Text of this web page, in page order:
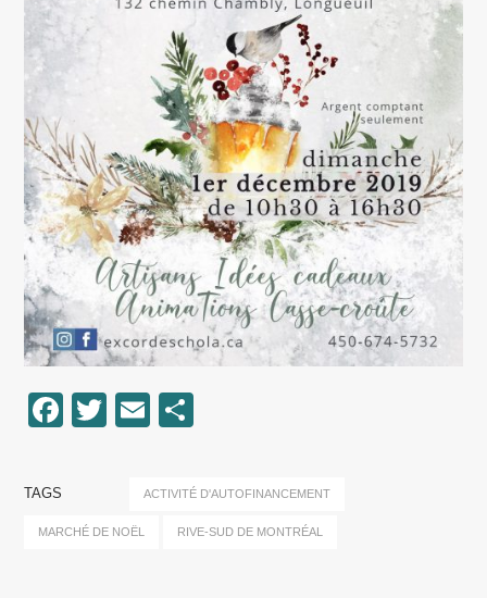
Facebook
Twitter
Email
TAGS ACTIVITÉ D'AUTOFINANCEMENT
MARCHÉ DE NOËL RIVE-SUD DE MONTRÉAL